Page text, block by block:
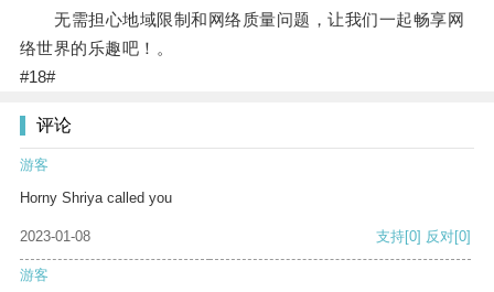
无需担心地域限制和网络质量问题，让我们一起畅享网
络世界的乐趣吧！。
#18#
评论
游客
Horny Shriya called you
2023-01-08 支持[0] 反对[0]
游客